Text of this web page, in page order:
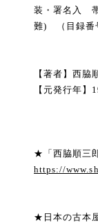
装・署名入
難) （目録番
【著者】西脇
【元発行年】
★「西脇順三
https://
★日本の古本